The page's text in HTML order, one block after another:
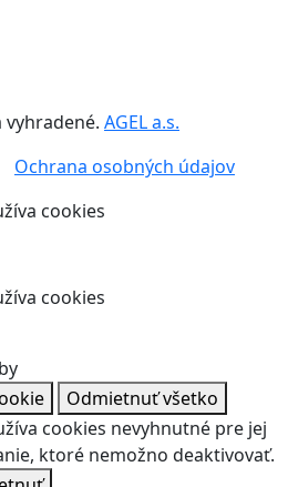
vyhradené. AGEL a.s.
Ochrana osobných údajov
cookies
cookies
Odmietnuť všetko
cookies nevyhnutné pre jej
ktoré nemožno deaktivovať.